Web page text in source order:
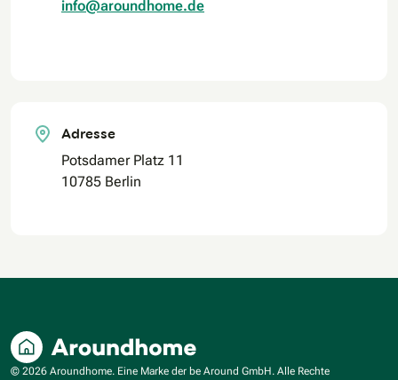
info@aroundhome.de
Adresse
Potsdamer Platz 11
10785 Berlin
© 2026 Aroundhome. Eine Marke der be Around GmbH. Alle Rechte